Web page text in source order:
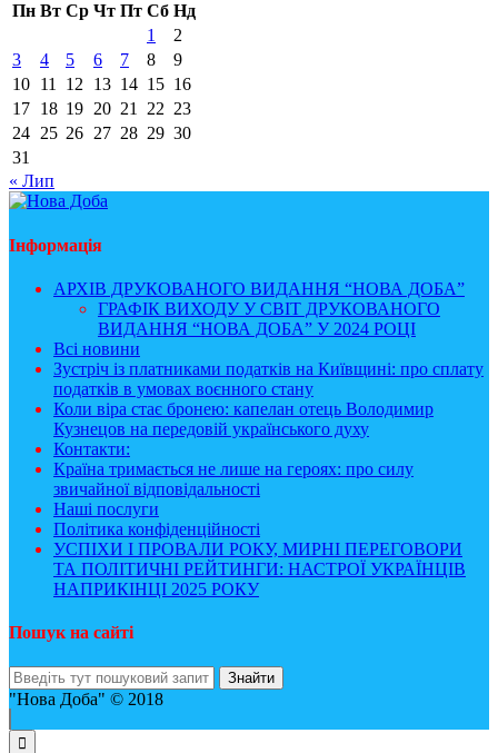
Пн Вт Ср Чт Пт Сб Нд
1
2
3
4 5 6 7 8
9
10 11 12 13 14 15 16
17 18 19 20 21 22 23
24 25 26 27 28 29 30
31
« Лип
Інформація
АРХІВ ДРУКОВАНОГО ВИДАННЯ “НОВА ДОБА”
ГРАФІК ВИХОДУ У СВІТ ДРУКОВАНОГО
ВИДАННЯ “НОВА ДОБА” У 2024 РОЦІ
Всі новини
Зустріч із платниками податків на Київщині: про сплату
податків в умовах воєнного стану
Коли віра стає бронею: капелан отець Володимир
Кузнецов на передовій українського духу
Контакти:
Країна тримається не лише на героях: про силу
звичайної відповідальності
Наші послуги
Політика конфіденційності
УСПІХИ І ПРОВАЛИ РОКУ, МИРНІ ПЕРЕГОВОРИ
ТА ПОЛІТИЧНІ РЕЙТИНГИ: НАСТРОЇ УКРАЇНЦІВ
НАПРИКІНЦІ 2025 РОКУ
Пошук на сайті
"Нова Доба" © 2018